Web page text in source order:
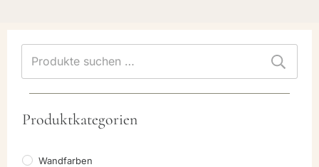
nach:
Produktkategorien
Wandfarben